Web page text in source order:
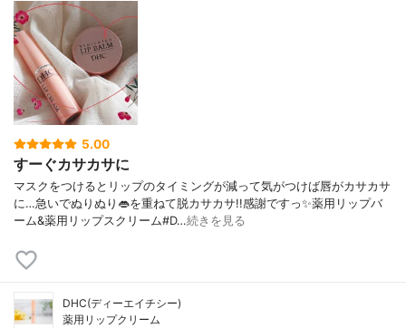
5.00
すーぐカサカサに
マスクをつけるとリップのタイミングが減って気がつけば唇がカサカサ
に…急いでぬりぬり👄を重ねて脱カサカサ!!感謝ですっ✨薬用リップバ
ーム&薬用リップスクリーム#D…続きを見る
DHC(ディーエイチシー)
薬用リップクリーム